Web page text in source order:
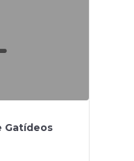
Gatídeos